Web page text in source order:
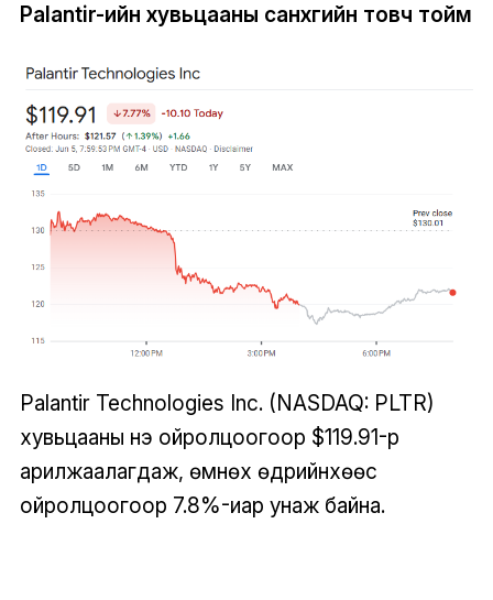
Palantir-ийн хувьцааны санхүүгийн товч тойм
Palantir Technologies Inc. (NASDAQ: PLTR)
хувьцааны үнэ ойролцоогоор $119.91-р
арилжаалагдаж, өмнөх өдрийнхөөс
ойролцоогоор 7.8%-иар унаж байна.